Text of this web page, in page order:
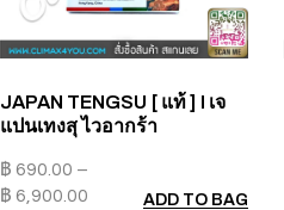
JAPAN TENGSU [ แท้ ] I เจ
แปนเทงสุ ไวอากร้า
฿ 690.00 –
฿ 6,900.00 ADD TO BAG